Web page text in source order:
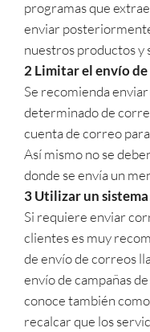
programas que
enviar
nuestros productos y
2 Limitar el envío
Se recomienda
determinado de
cuenta de correo
Así mismo no se
donde se envía un
3 Utilizar un
Si requiere enviar
clientes es muy
de envío de correos
envío de campañas
conoce también
recalcar que los